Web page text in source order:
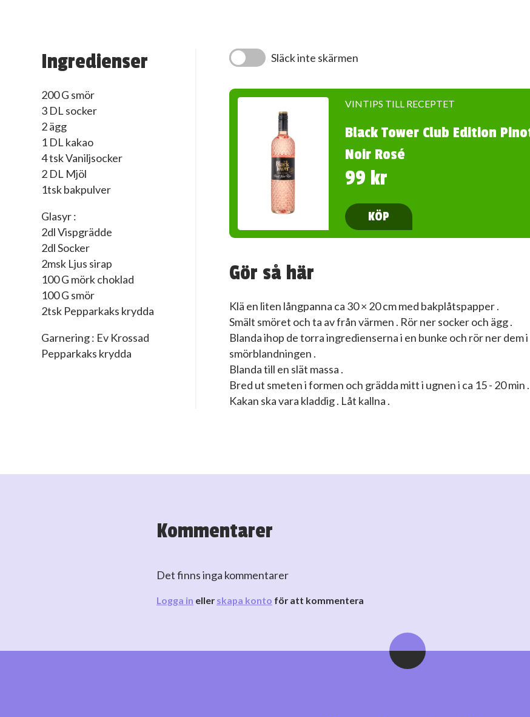
Ingredienser
200 G smör
3 DL socker
2 ägg
1 DL kakao
4 tsk Vaniljsocker
2 DL Mjöl
1tsk bakpulver
Glasyr :
2dl Vispgrädde
2dl Socker
2msk Ljus sirap
100 G mörk choklad
100 G smör
2tsk Pepparkaks krydda
Garnering : Ev Krossad
Pepparkaks krydda
Släck inte skärmen
VINTIPS TILL RECEPTET
Black Tower Club Edition
Noir Rosé
99 kr
KÖP
Gör så här
Klä en liten långpanna ca 30 × 20 cm med bakplåtspapper .
Smält smöret och ta av från värmen . Rör ner socker och ägg .
Blanda ihop de torra ingredienserna i en bunke och rör ner dem i
smörblandningen .
Blanda till en slät massa .
Bred ut smeten i formen och grädda mitt i ugnen i ca 15 - 20 min .
Kakan ska vara kladdig . Låt kallna .
Kommentarer
Det finns inga kommentarer
Logga in eller skapa konto för att kommentera